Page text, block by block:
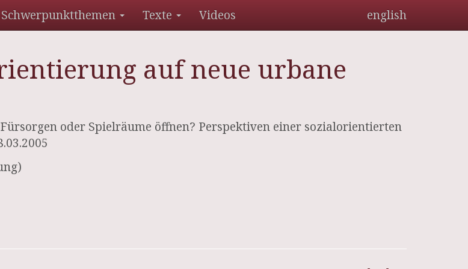
Schwerpunktthemen Texte Videos english
auf neue urbane
oder Spielräume öffnen? Perspektiven einer sozialorientierten